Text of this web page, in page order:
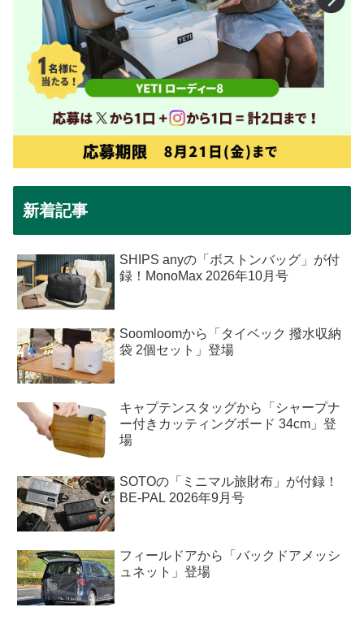
新着記事
SHIPS anyの「ボストンバッグ」が付
録！MonoMax 2026年10月号
Soomloomから「タイベック 撥水収納
袋 2個セット」登場
キャプテンスタッグから「シャープナ
ー付きカッティングボード 34cm」登
場
SOTOの「ミニマル旅財布」が付録！
BE-PAL 2026年9月号
フィールドアから「バックドアメッシ
ュネット」登場